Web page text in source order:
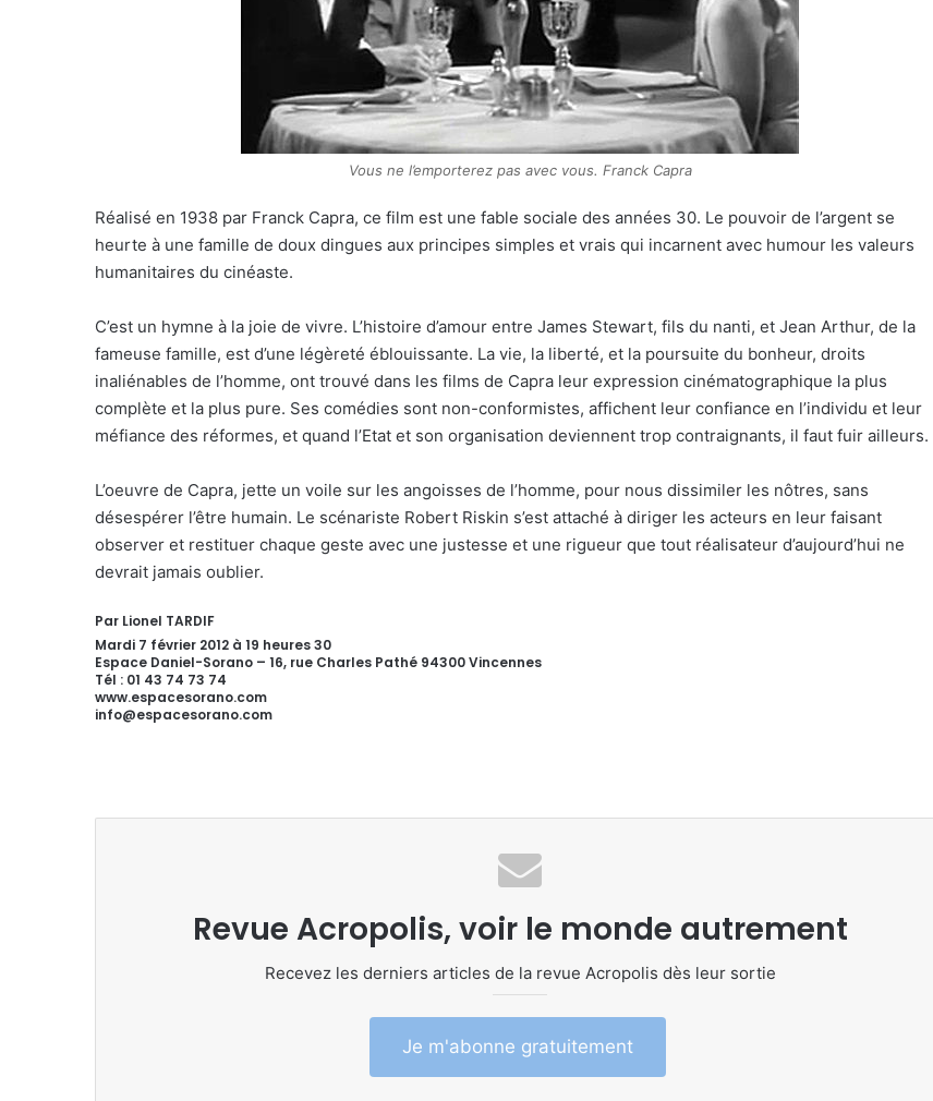
Vous ne l’emporterez pas avec vous. Franck Capra
Réalisé en 1938 par Franck Capra, ce film est une fable sociale des années 30. Le pouvoir de l’argent se
heurte à une famille de doux dingues aux principes simples et vrais qui incarnent avec humour les valeurs
humanitaires du cinéaste.
C’est un hymne à la joie de vivre. L’histoire d’amour entre James Stewart, fils du nanti, et Jean Arthur, de la
fameuse famille, est d’une légèreté éblouissante. La vie, la liberté, et la poursuite du bonheur, droits
inaliénables de l’homme, ont trouvé dans les films de Capra leur expression cinématographique la plus
complète et la plus pure. Ses comédies sont non-conformistes, affichent leur confiance en l’individu et leur
méfiance des réformes, et quand l’Etat et son organisation deviennent trop contraignants, il faut fuir ailleurs.
L’oeuvre de Capra, jette un voile sur les angoisses de l’homme, pour nous dissimiler les nôtres, sans
désespérer l’être humain. Le scénariste Robert Riskin s’est attaché à diriger les acteurs en leur faisant
observer et restituer chaque geste avec une justesse et une rigueur que tout réalisateur d’aujourd’hui ne
devrait jamais oublier.
Par Lionel TARDIF
Mardi 7 février 2012 à 19 heures 30
Espace Daniel-Sorano – 16, rue Charles Pathé 94300 Vincennes
Tél : 01 43 74 73 74
www.espacesorano.com
info@espacesorano.com
Revue Acropolis, voir le monde autrement
Recevez les derniers articles de la revue Acropolis dès leur sortie
Je m'abonne gratuitement